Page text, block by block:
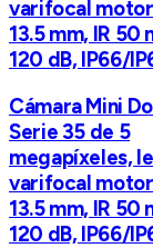
varifocal
13.5 mm, IR 50
120 dB, IP66/
Cámara Mini
Serie 35 de 5
megapíxeles,
varifocal
13.5 mm, IR 50
120 dB, IP66/